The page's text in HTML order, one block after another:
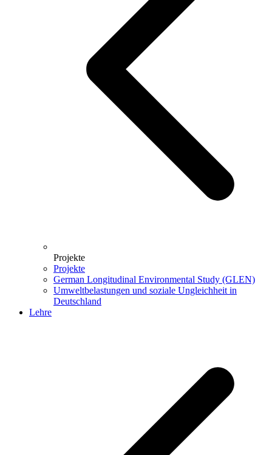
Projekte
Projekte
German Longitudinal Environmental Study (GLEN)
Umweltbelastungen und soziale Ungleichheit in
Deutschland
Lehre